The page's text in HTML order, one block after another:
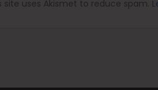
site uses Akismet to reduce spam.